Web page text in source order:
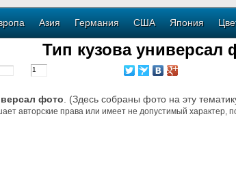
Азия Германия США Япония
Тип кузова универсал
фото . (Здесь собраны фото на эту
авторские права или имеет не допустимый характер,